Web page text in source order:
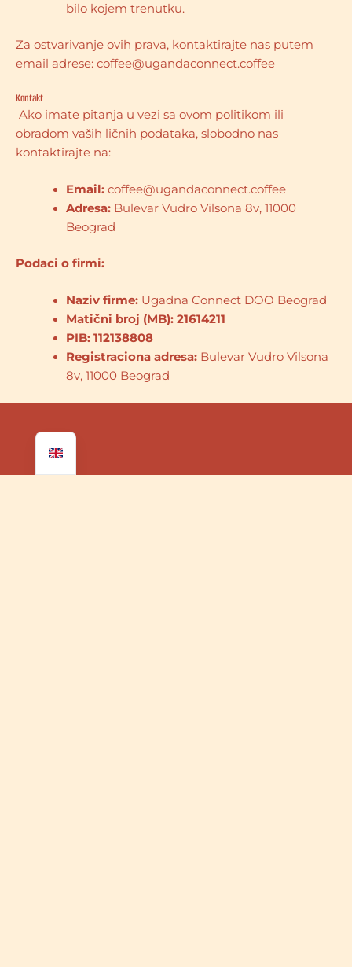
bilo kojem trenutku.
Za ostvarivanje ovih prava, kontaktirajte nas putem
email adrese: coffee@ugandaconnect.coffee
Kontakt
Ako imate pitanja u vezi sa ovom politikom ili
obradom vaših ličnih podataka, slobodno nas
kontaktirajte na:
Email:coffee@ugandaconnect.coffee
Adresa:Bulevar Vudro Vilsona 8v, 11000
Beograd
Podaci o firmi:
Naziv firme:Ugadna Connect DOO Beograd
Matični broj (MB): 21614211
PIB: 112138808
Registraciona adresa: Bulevar Vudro Vilsona
8v, 11000 Beograd